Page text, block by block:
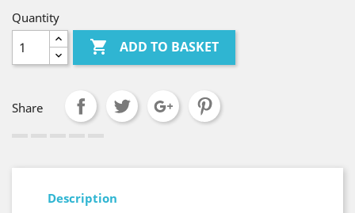
Quantity
 ADD TO BASKET
Share
Description